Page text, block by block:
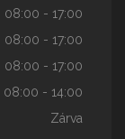
08:00 - 17:00
08:00 - 17:00
08:00 - 17:00
08:00 - 14:00
Zárva